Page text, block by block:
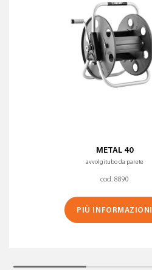
METAL 40
avvolgitubo da parete
cod. 8890
PIÙ INFORMAZIONI